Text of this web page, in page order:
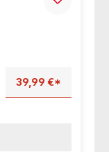
39,99 €*